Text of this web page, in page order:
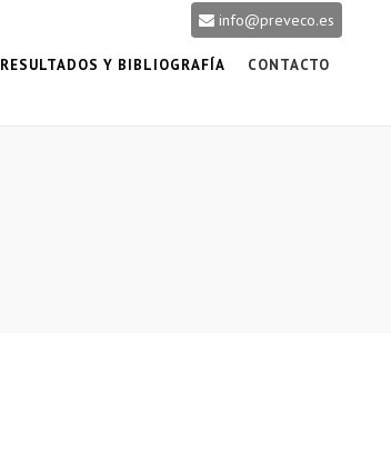
info@preveco.es
RESULTADOS Y BIBLIOGRAFÍA CONTACTO